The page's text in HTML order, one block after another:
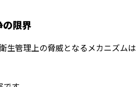
限界
生管理上の脅威となるメカニズム